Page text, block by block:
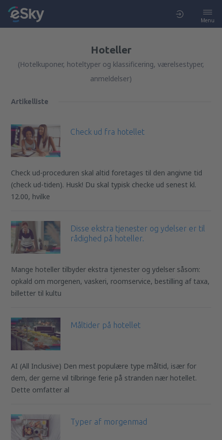
Menu
Hoteller
(Hotelkuponer, hoteltyper og klassificering, værelsestyper,
anmeldelser)
Artikelliste
Check ud fra hotellet
Check ud-proceduren skal altid foretages til den angivne tid
(check ud-tiden). Husk! Du skal typisk checke ud senest kl.
12.00, hvilke
Disse ekstra tjenester og ydelser er til
rådighed på hoteller.
Mange hoteller tilbyder ekstra tjenester og ydelser såsom:
opkald om morgenen, vaskeri, roomservice, bestilling af taxa,
billetter til kultu
Måltider på hotellet
AI (All Inclusive) Den mest populære type måltid, især for
dem, der gerne vil tilbringe ferie på stranden nær hotellet.
Dette omfatter al
Typer af morgenmad